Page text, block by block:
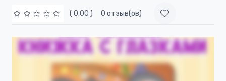
( 0.00 ) 0 отзыв(ов)